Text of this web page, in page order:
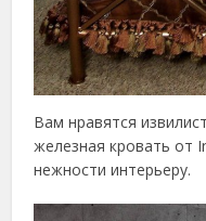
Вам нравятся
железная кровать от
нежности интерьеру.